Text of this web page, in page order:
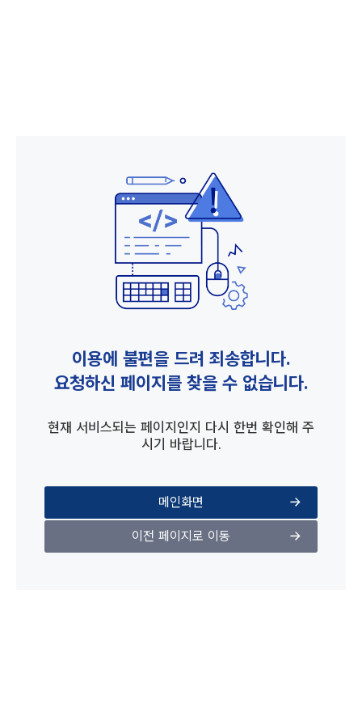
이용에 불편을 드려 죄송합니다.
요청하신 페이지를 찾을 수 없습니다.
현재 서비스되는 페이지인지 다시 한번 확인해 주
시기 바랍니다.
메인화면
이전 페이지로 이동